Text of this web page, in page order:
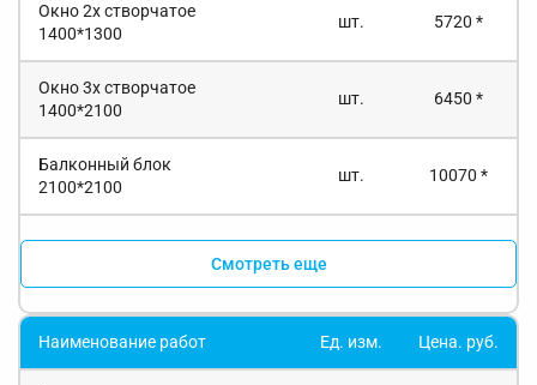
Окно 2х створчатое
1400*1300
шт. 5720 *
Окно 3х створчатое
1400*2100
шт. 6450 *
Балконный блок
2100*2100
шт. 10070 *
Смотреть еще
Наименование работ Ед. изм. Цена. руб.